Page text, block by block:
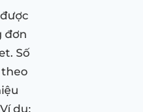
đơn
Số
theo
dụ: